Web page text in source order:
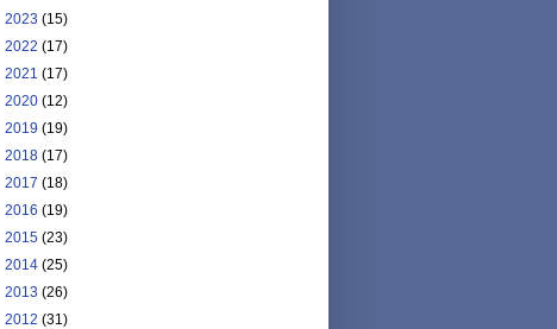
2023 (15)
2022 (17)
2021 (17)
2020 (12)
2019 (19)
2018 (17)
2017 (18)
2016 (19)
2015 (23)
2014 (25)
2013 (26)
2012 (31)